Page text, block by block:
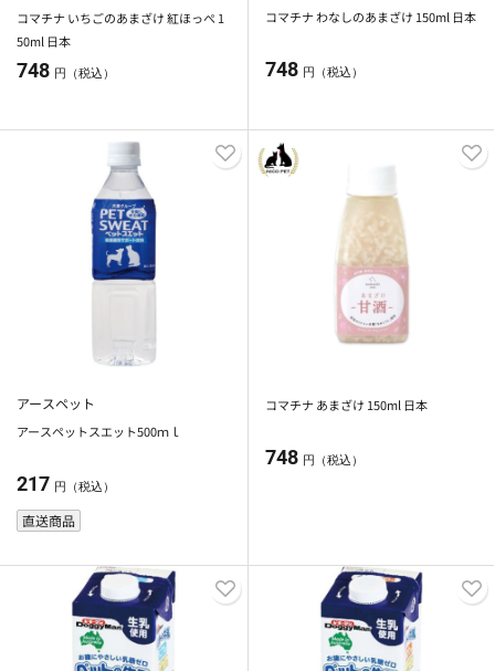
コマチナ いちごのあまざけ 紅ほっぺ 1
50ml 日本
748 円（税込）
コマチナ わなしのあまざけ 150ml 日本
748 円（税込）
アースペット
アースペットスエット500ｍｌ
217 円（税込）
直送商品
コマチナ あまざけ 150ml 日本
748 円（税込）